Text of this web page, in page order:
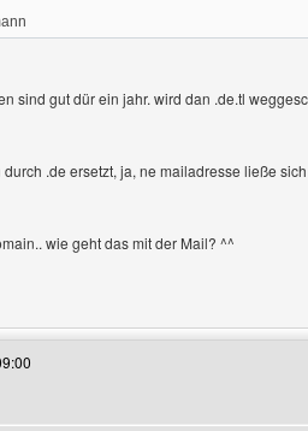
sind gut dür ein jahr. wird dan .de.tl
.de ersetzt, ja, ne mailadresse ließe
wie geht das mit der Mail? ^^
Benutzers besuchen: auralia